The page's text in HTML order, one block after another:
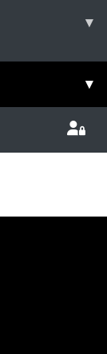
▾
▾